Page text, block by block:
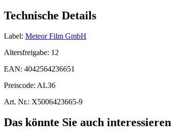
Technische Details
Label: Meteor Film GmbH
Altersfreigabe: 12
EAN: 4042564236651
Preiscode: AL36
Art. Nr.: X5006423665-9
Das könnte Sie auch interessieren